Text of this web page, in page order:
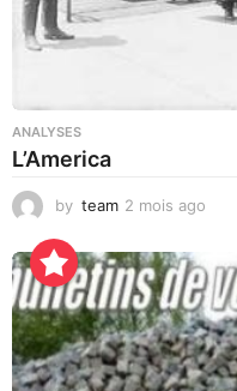
ANALYSES
L’America
by team 2 mois ago
u
r
a
g
o